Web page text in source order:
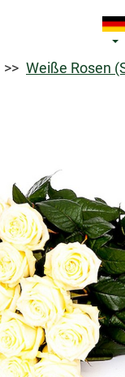
Weiße Rosen